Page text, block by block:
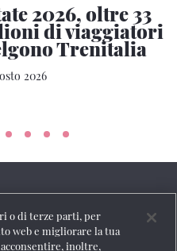
2026, oltre 33
di viaggiatori
Trenitalia
2026
Italiane
o di terze parti, per
web e migliorare la tua
inoltre,